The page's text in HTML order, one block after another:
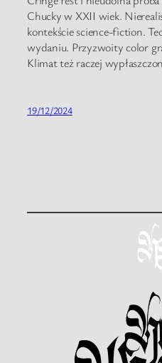
Chucky w XXII wiek.
kontekście science-fiction.
wydaniu. Przyzwoity color
Klimat też raczej
19/12/2024